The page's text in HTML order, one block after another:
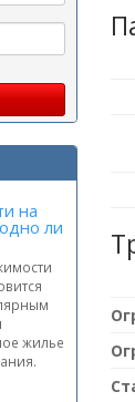
на
ли
жилье